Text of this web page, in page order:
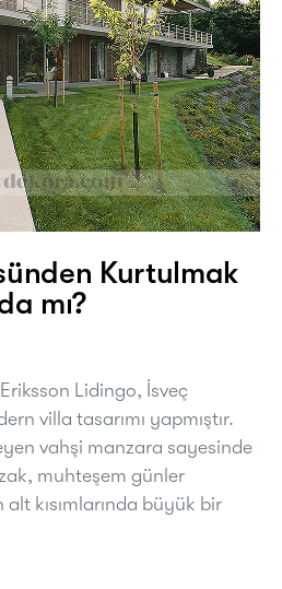
Kurtulmak
mı?
Lidingo, İsveç
villa tasarımı yapmıştır.
vahşi manzara sayesinde
muhteşem günler
kısımlarında büyük bir